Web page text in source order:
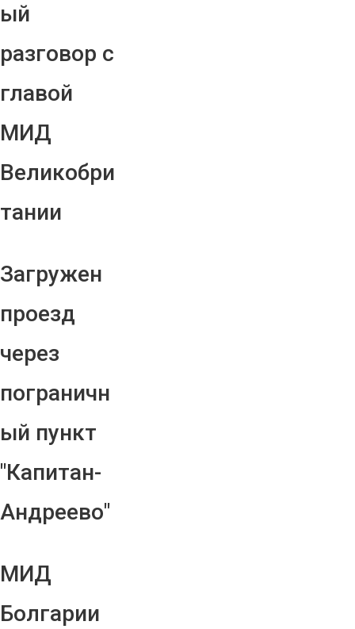
ый
разговор с
главой
МИД
Великобри
тании
Загружен
проезд
через
пограничн
ый пункт
"Капитан-
Андреево"
МИД
Болгарии